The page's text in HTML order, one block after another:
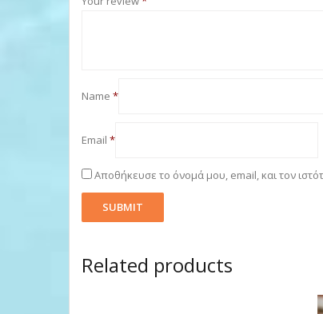
Name *
Email *
Αποθήκευσε το όνομά μου, email, και τον
Related products